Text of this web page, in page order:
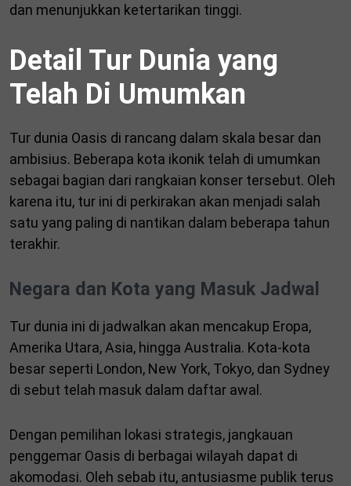
dan menunjukkan ketertarikan tinggi.
Detail Tur Dunia yang
Telah Di Umumkan
Tur dunia Oasis di rancang dalam skala besar dan
ambisius. Beberapa kota ikonik telah di umumkan
sebagai bagian dari rangkaian konser tersebut. Oleh
karena itu, tur ini di perkirakan akan menjadi salah
satu yang paling di nantikan dalam beberapa tahun
terakhir.
Negara dan Kota yang Masuk Jadwal
Tur dunia ini di jadwalkan akan mencakup Eropa,
Amerika Utara, Asia, hingga Australia. Kota-kota
besar seperti London, New York, Tokyo, dan Sydney
di sebut telah masuk dalam daftar awal.
Dengan pemilihan lokasi strategis, jangkauan
penggemar Oasis di berbagai wilayah dapat di
akomodasi. Oleh sebab itu, antusiasme publik terus